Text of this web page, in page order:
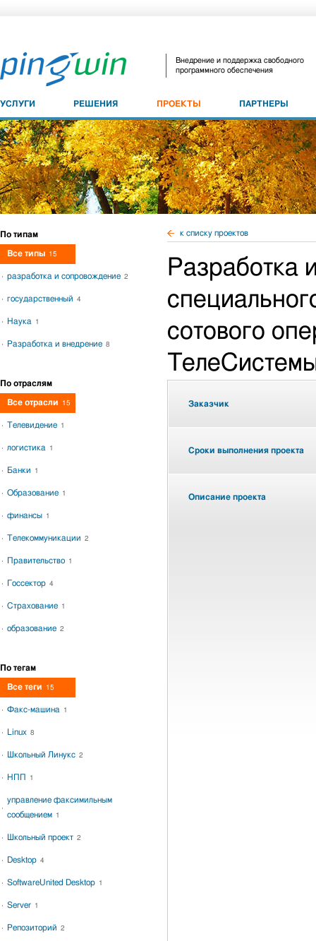
Внедрение и поддержка свободного
программного обеспечения
УСЛУГИ РЕШЕНИЯ ПРОЕКТЫ ПАРТНЕРЫ
к списку проектов
Разработка
сотового
Заказчик
Сроки выполнения проекта
Описание проекта
По типам
Все типы 15
разработка и сопровождение 2
государственный 4
Наука 1
Разработка и внедрение 8
По отраслям
Все отрасли 15
Телевидение 1
логистика 1
Банки 1
Образование 1
финансы 1
Телекоммуникации 2
Правительство 1
Госсектор 4
Страхование 1
образование 2
По тегам
Все теги 15
Факс-машина 1
Linux 8
Школьный Линукс 2
НПП 1
управление факсимильным
сообщением 1
Школьный проект 2
Desktop 4
SoftwareUnited Desktop 1
Server 1
Репозиторий 2